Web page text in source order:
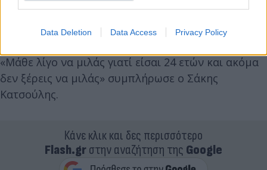
Data Deletion Data Access Privacy Policy
«Μάθε λίγο να μιλάς γιατί είσαι 24 ετών και ακόμα
δεν ξέρεις να μιλάς» συμπλήρωσε ο Σάκης
Κατσούλης.
Κάνε κλικ και δες περισσότερο
Flash.grστην αναζήτηση της Google